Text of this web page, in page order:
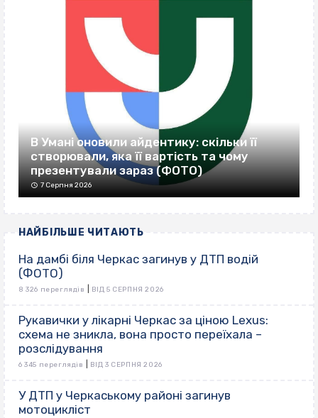
В Умані оновили айдентику: скільки її
створювали, яка її вартість та чому
презентували зараз (ФОТО)
7 Серпня 2026
НАЙБІЛЬШЕ ЧИТАЮТЬ
На дамбі біля Черкас загинув у ДТП водій
(ФОТО)
8 326 переглядів ВІД 5 СЕРПНЯ 2026
Рукавички у лікарні Черкас за ціною Lexus:
схема не зникла, вона просто переїхала –
розслідування
6 345 переглядів ВІД 3 СЕРПНЯ 2026
У ДТП у Черкаському районі загинув
мотоцикліст